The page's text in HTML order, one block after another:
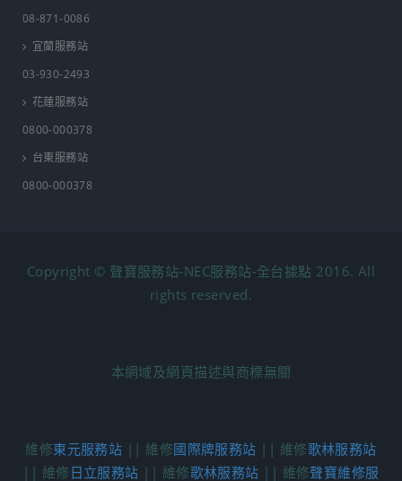
08-871-0086
宜蘭服務站
03-930-2493
花蓮服務站
0800-000378
台東服務站
0800-000378
Copyright © 聲寶服務站-NEC服務站-全台據點 2016. All
rights reserved.
本網域及網頁描述與商標無關
維修東元服務站 || 維修國際牌服務站 || 維修歌林服務站
|| 維修日立服務站 || 維修歌林服務站 || 維修聲寶維修服